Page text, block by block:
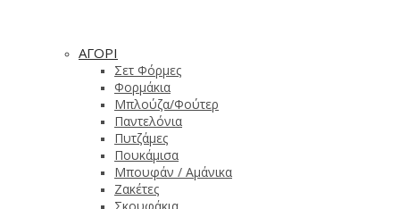
ΑΓΟΡΙ
Σετ Φόρμες
Φορμάκια
Μπλούζα/Φούτερ
Παντελόνια
Πυτζάμες
Πουκάμισα
Μπουφάν / Αμάνικα
Ζακέτες